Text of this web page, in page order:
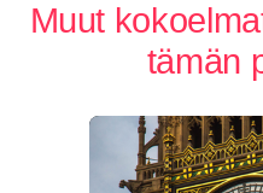
Muut
tämän